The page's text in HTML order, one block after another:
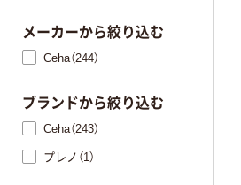
メーカーから絞り込む
Ceha（244）
ブランドから絞り込む
Ceha（243）
プレノ（1）